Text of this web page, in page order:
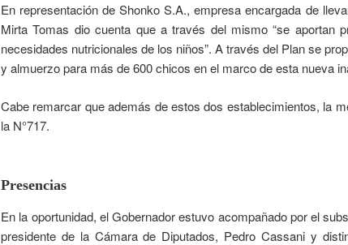
En representación de Shonko S.A., empresa encargada de
Mirta Tomas dio cuenta que a través del mismo “se aportan
necesidades nutricionales de los niños”. A través del Plan se
y almuerzo para más de 600 chicos en el marco de esta nueva
Cabe remarcar que además de estos dos establecimientos, la
la N°717.
Presencias
En la oportunidad, el Gobernador estuvo acompañado por el
presidente de la Cámara de Diputados, Pedro Cassani y